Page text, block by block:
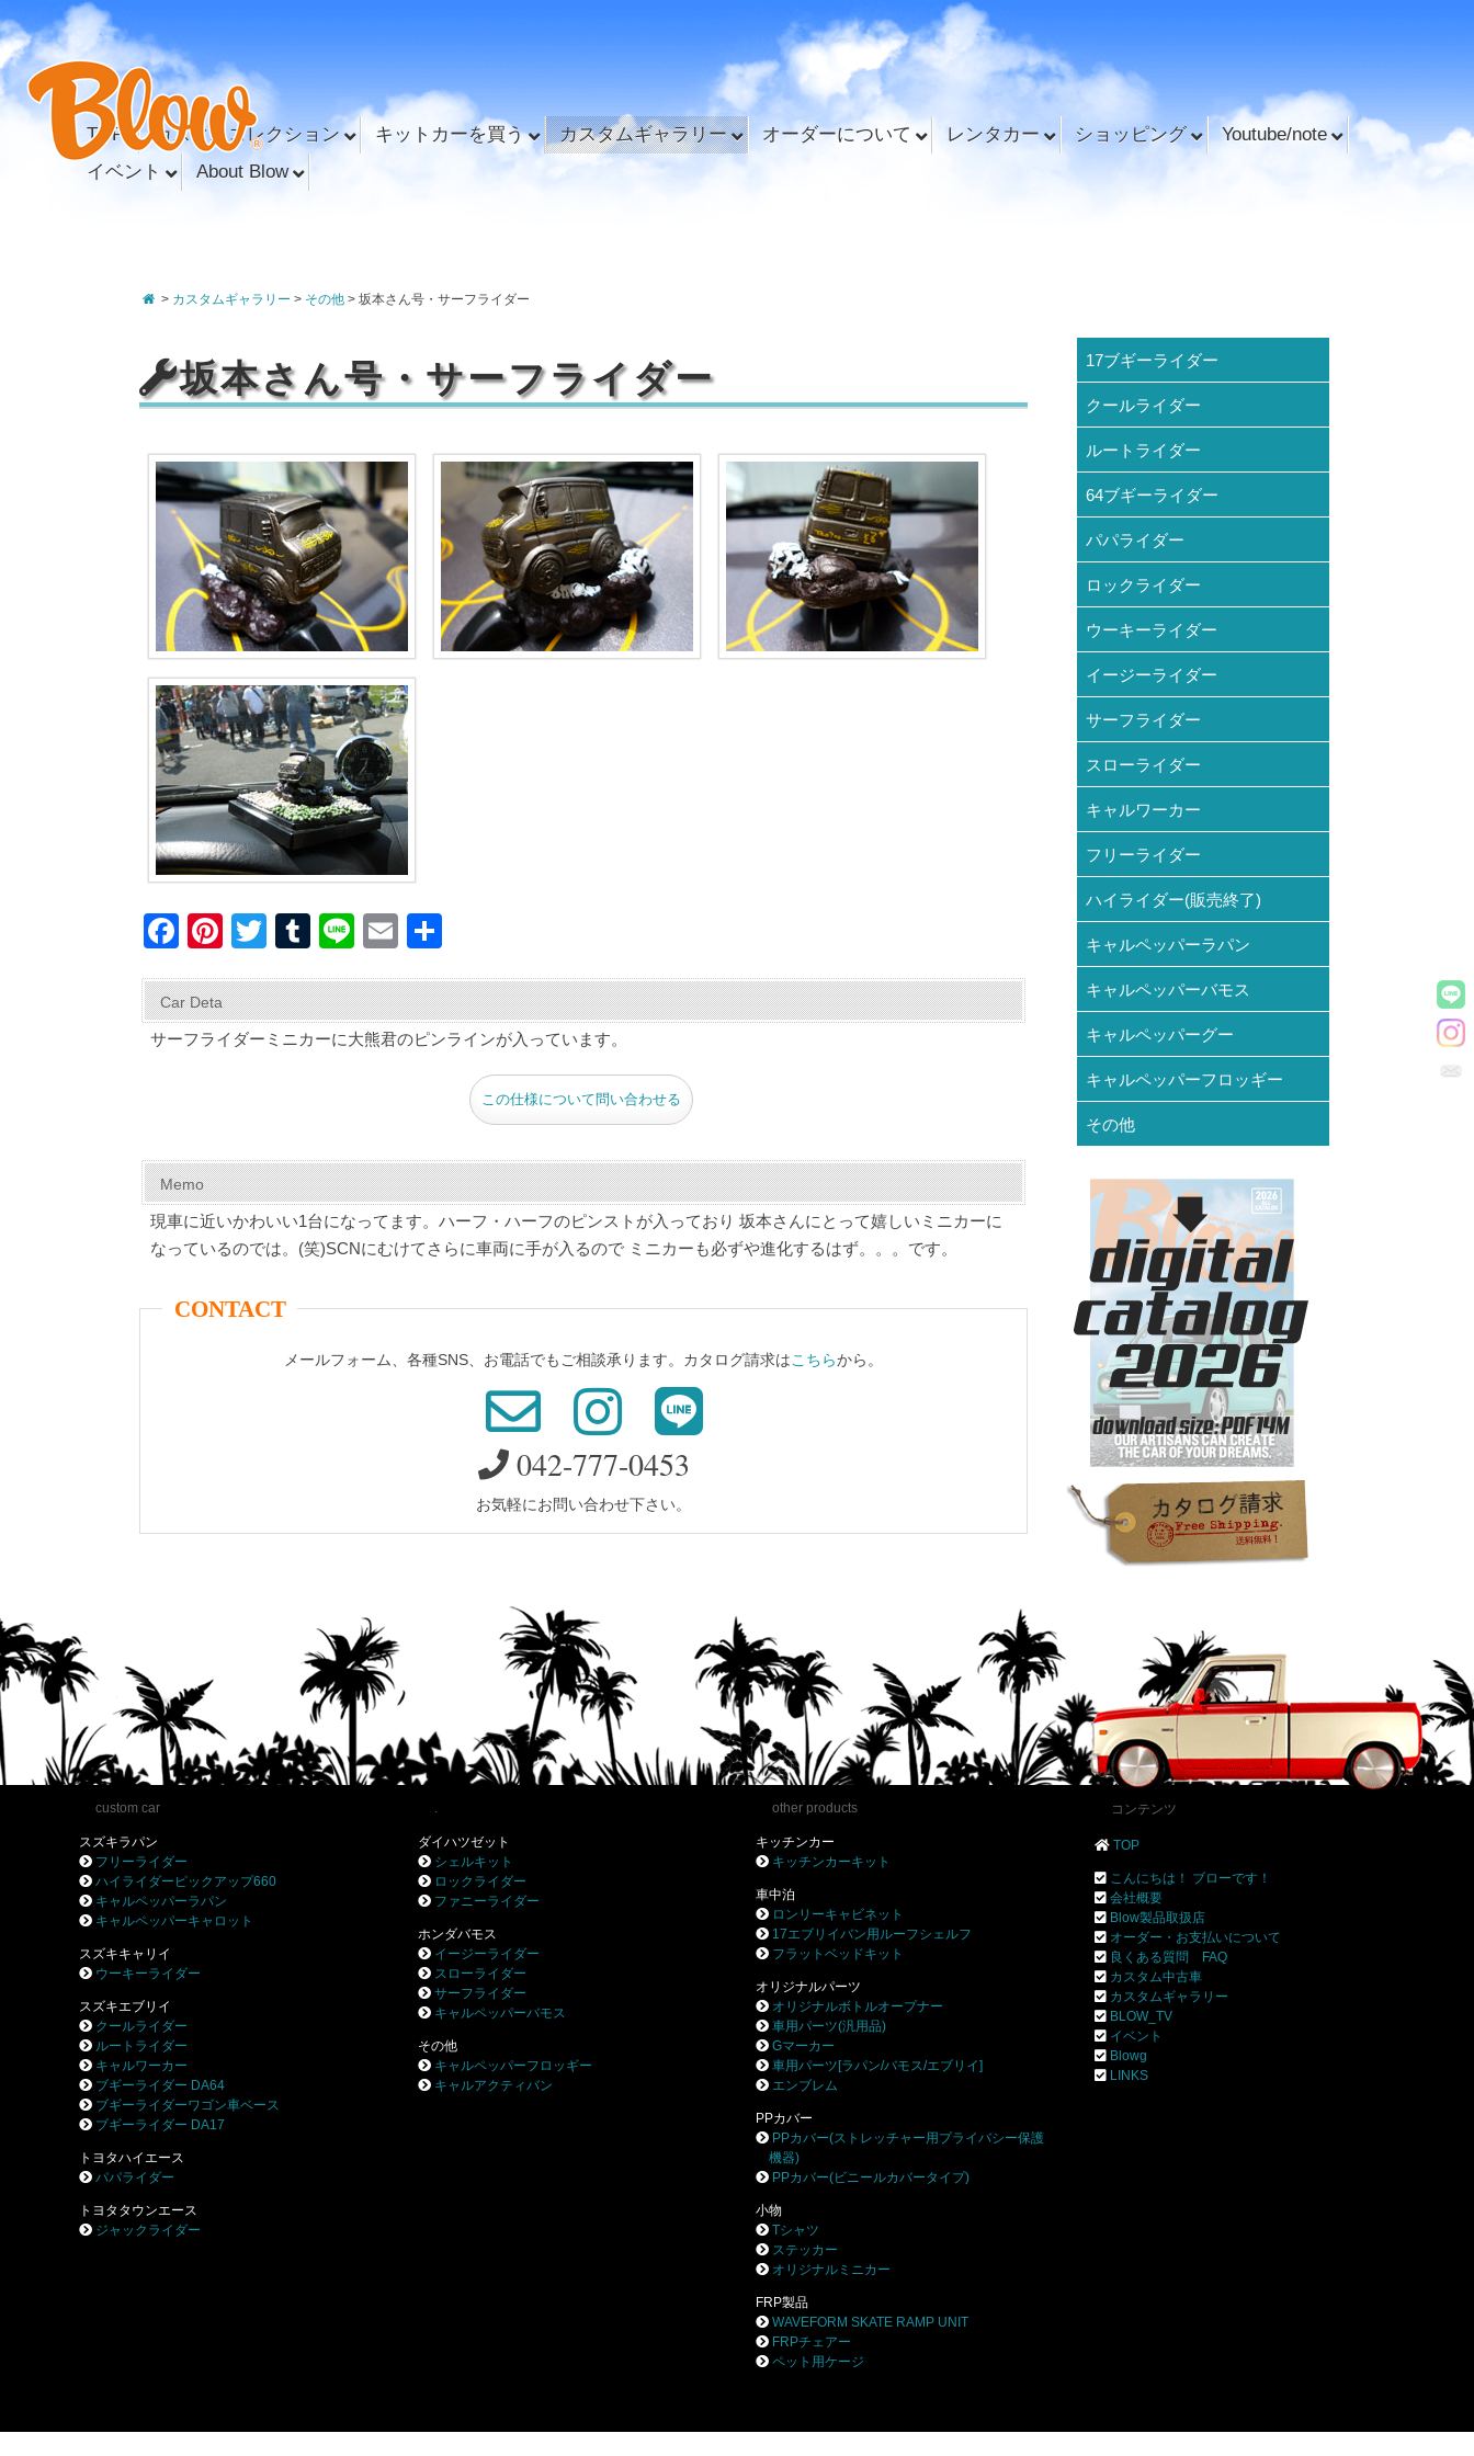
TOP カスタムコレクション キットカーを買う カスタムギャラリー オーダーについて レンタカー ショッピング
Youtube/note
イベント
About Blow
> カスタムギャラリー > その他> 坂本さん号・サーフライダー
坂本さん号・サーフライダー
F
c
e
k
Pi
er
e
T
tt
er
T
m
bl
Li
e
E
ail
Car Deta
サーフライダーミニカーに大熊君のピンラインが入っています。
この仕様について問い合わせる
Memo
現車に近いかわいい1台になってます。ハーフ・ハーフのピンストが入っており 坂本さんにとって嬉しいミニカーに
なっているのでは。(笑)SCNにむけてさらに車両に手が入るので ミニカーも必ずや進化するはず。。。です。
CONTACT
メールフォーム、各種SNS、お電話でもご相談承ります。カタログ請求はこちらから。
042-777-0453
お気軽にお問い合わせ下さい。
17ブギーライダー
クールライダー
ルートライダー
64ブギーライダー
パパライダー
ロックライダー
ウーキーライダー
イージーライダー
サーフライダー
スローライダー
キャルワーカー
フリーライダー
ハイライダー(販売終了)
キャルペッパーラパン
キャルペッパーバモス
キャルペッパーグー
キャルペッパーフロッギー
その他
custom car
スズキラパン
フリーライダー
ハイライダーピックアップ660
キャルペッパーラパン
キャルペッパーキャロット
スズキキャリイ
ウーキーライダー
スズキエブリイ
クールライダー
ルートライダー
キャルワーカー
ブギーライダー DA64
ブギーライダーワゴン車ベース
ブギーライダー DA17
トヨタハイエース
パパライダー
トヨタタウンエース
ジャックライダー
.
ダイハツゼット
シェルキット
ロックライダー
ファニーライダー
ホンダバモス
イージーライダー
スローライダー
サーフライダー
キャルペッパーバモス
その他
キャルペッパーフロッギー
キャルアクティバン
other products
キッチンカー
キッチンカーキット
車中泊
ロンリーキャビネット
17エブリイバン用ルーフシェルフ
フラットベッドキット
オリジナルパーツ
オリジナルボトルオープナー
車用パーツ(汎用品)
Gマーカー
車用パーツ[ラパン/バモス/エブリイ]
エンブレム
PPカバー
PPカバー(ストレッチャー用プライバシー保護
機器)
PPカバー(ビニールカバータイプ)
小物
Tシャツ
ステッカー
オリジナルミニカー
FRP製品
WAVEFORM SKATE RAMP UNIT
FRPチェアー
ペット用ケージ
コンテンツ
TOP
こんにちは！ ブローです！
会社概要
Blow製品取扱店
オーダー・お支払いについて
良くある質問 FAQ
カスタム中古車
カスタムギャラリー
BLOW_TV
イベント
Blowg
LINKS